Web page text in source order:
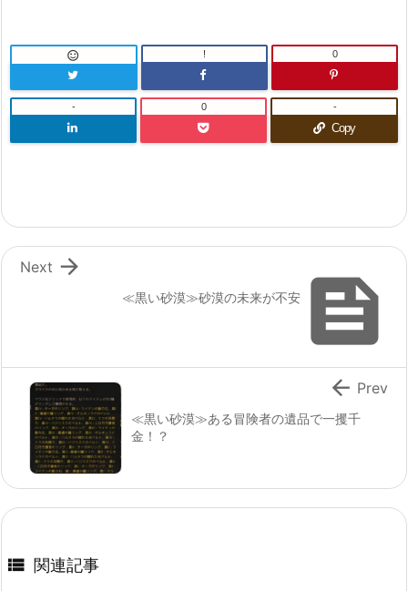
 ! 0
- 0
Copy
-

≪黒い砂漠≫砂漠の未来が不安

Next
≪黒い砂漠≫ある冒険者の遺品で一攫千
金！？
 Prev
 関連記事